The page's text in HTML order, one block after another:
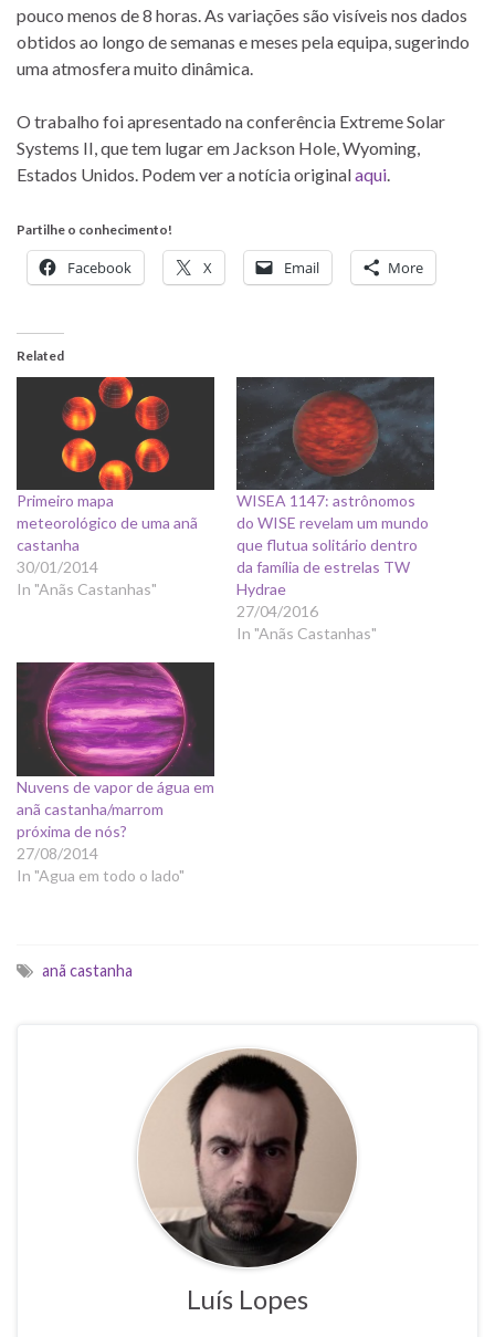
pouco menos de 8 horas. As variações são visíveis nos dados
obtidos ao longo de semanas e meses pela equipa, sugerindo
uma atmosfera muito dinâmica.
O trabalho foi apresentado na conferência Extreme Solar
Systems II, que tem lugar em Jackson Hole, Wyoming,
Estados Unidos. Podem ver a notícia originalaqui.
Partilhe o conhecimento!
Facebook X Email More
Related
Primeiro mapa
meteorológico de uma anã
castanha
30/01/2014
In "Anãs Castanhas"
WISEA 1147: astrônomos
do WISE revelam um mundo
que flutua solitário dentro
da família de estrelas TW
Hydrae
27/04/2016
In "Anãs Castanhas"
Nuvens de vapor de água em
anã castanha/marrom
próxima de nós?
27/08/2014
In "Agua em todo o lado"
anã castanha
Luís Lopes